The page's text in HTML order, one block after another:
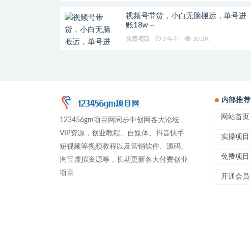
视频号带货，小白无脑搬运，单号进
账18w＋
免费项目 3 年前 30.3K
123456gm项目网同步中创网各大论坛
VIP资源，创业教程、自媒体、抖音快手
短视频等视频教程以及营销软件、源码、
淘宝虚拟资源等，长期更新各大付费创业
项目
内部推荐
网站首页
实操项目
免费项目
开通会员